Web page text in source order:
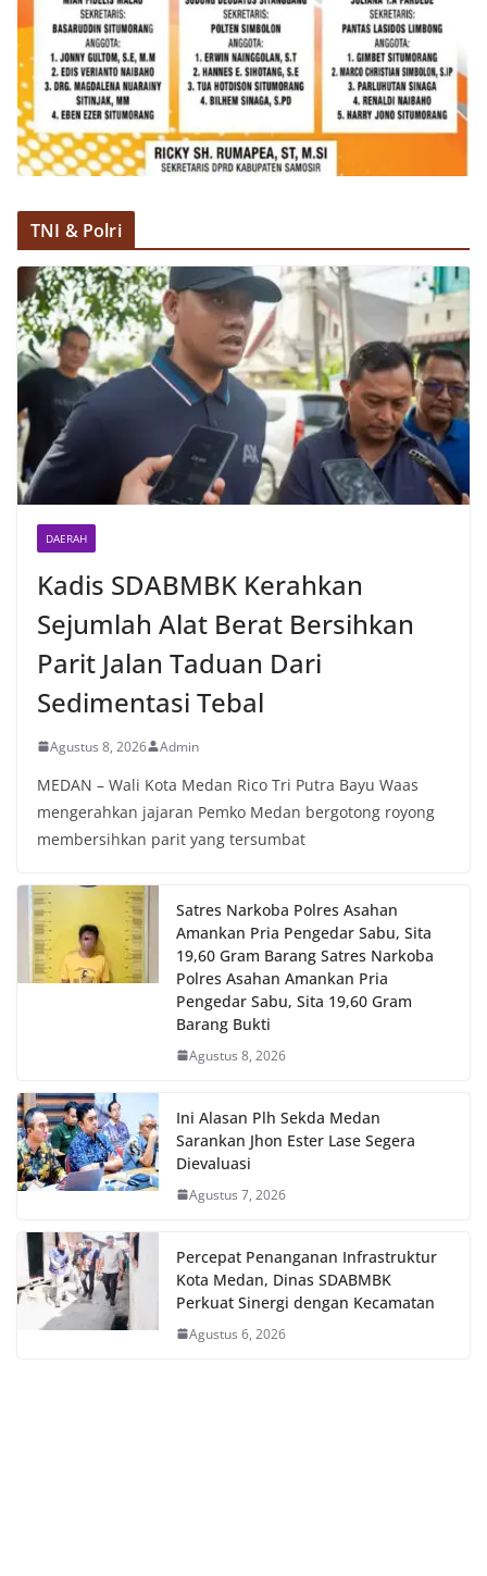
TNI & Polri
DAERAH
Kadis SDABMBK Kerahkan
Sejumlah Alat Berat Bersihkan
Parit Jalan Taduan Dari
Sedimentasi Tebal
Agustus 8, 2026 Admin
MEDAN – Wali Kota Medan Rico Tri Putra Bayu Waas
mengerahkan jajaran Pemko Medan bergotong royong
membersihkan parit yang tersumbat
Satres Narkoba Polres Asahan
Amankan Pria Pengedar Sabu, Sita
19,60 Gram Barang Satres Narkoba
Polres Asahan Amankan Pria
Pengedar Sabu, Sita 19,60 Gram
Barang Bukti
Agustus 8, 2026
Ini Alasan Plh Sekda Medan
Sarankan Jhon Ester Lase Segera
Dievaluasi
Agustus 7, 2026
Percepat Penanganan Infrastruktur
Kota Medan, Dinas SDABMBK
Perkuat Sinergi dengan Kecamatan
Agustus 6, 2026